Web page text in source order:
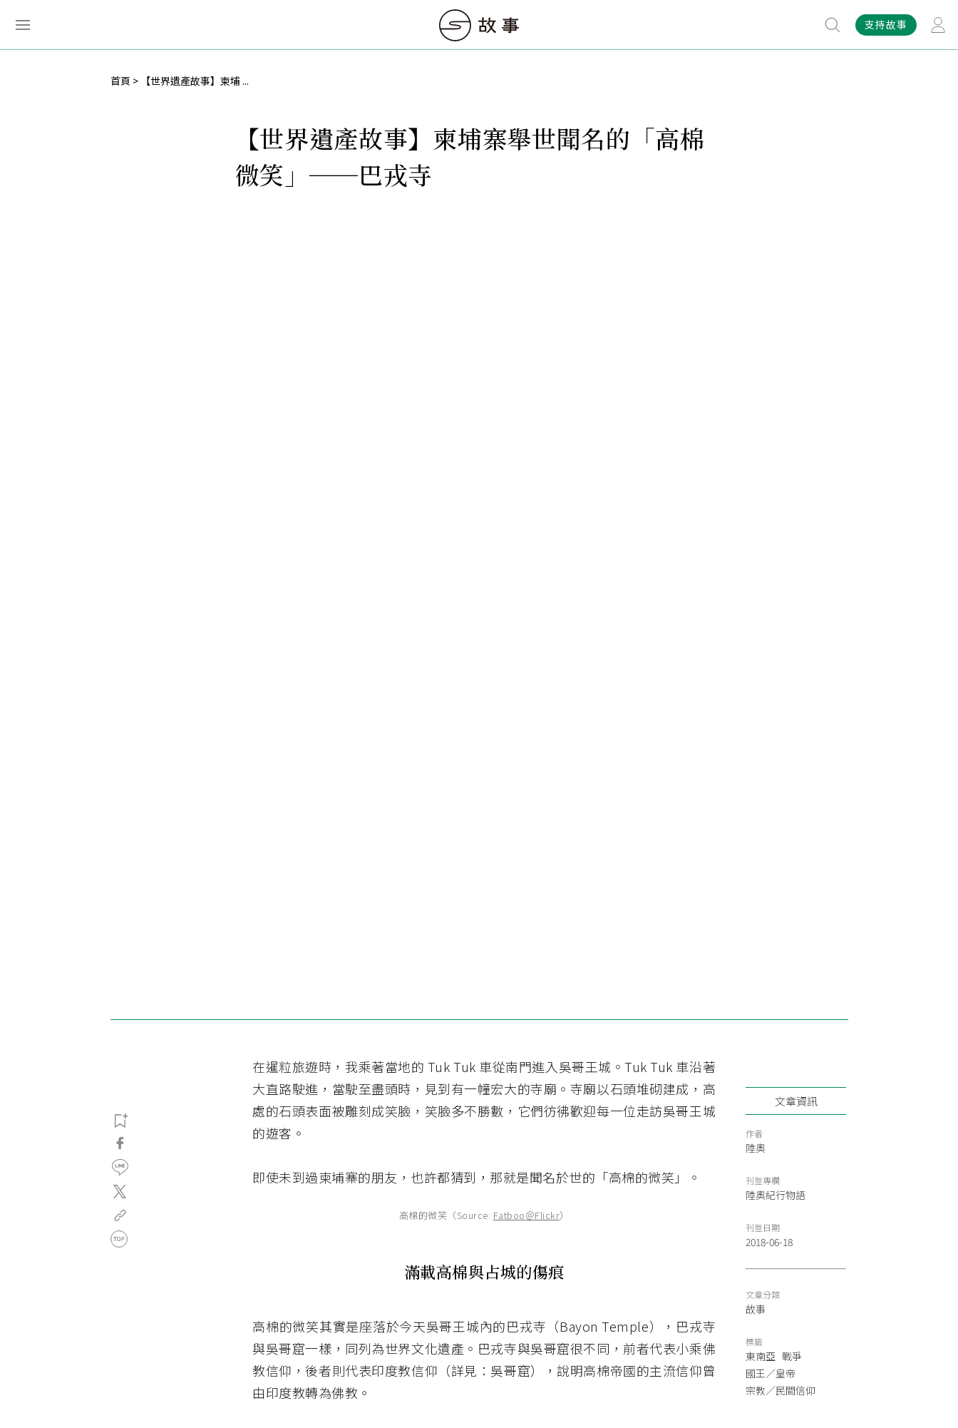
支持故事
首頁 【世界遺產故事】柬埔 ...
【世界遺產故事】柬埔寨舉世聞名的「高棉
微笑」──巴戎寺
在暹粒旅遊時，我乘著當地的 Tuk Tuk 車從南門進入吳哥王城。Tuk Tuk 車沿著
大直路駛進，當駛至盡頭時，見到有一幢宏大的寺廟。寺廟以石頭堆砌建成，高
處的石頭表面被雕刻成笑臉，笑臉多不勝數，它們彷彿歡迎每一位走訪吳哥王城
的遊客。
即使未到過柬埔寨的朋友，也許都猜到，那就是聞名於世的「高棉的微笑」。
高棉的微笑（Source: Fatboo＠Flickr）
滿載高棉與占城的傷痕
高棉的微笑其實是座落於今天吳哥王城內的巴戎寺（Bayon Temple），巴戎寺
與吳哥窟一樣，同列為世界文化遺產。巴戎寺與吳哥窟很不同，前者代表小乘佛
教信仰，後者則代表印度教信仰（詳見：吳哥窟），說明高棉帝國的主流信仰曾
由印度教轉為佛教。
文章資訊
作者
陸奧
刊登專欄
陸奧紀行物語
刊登日期
2018-06-18
文章分類
故事
標籤
東南亞 戰爭
國王／皇帝
宗教／民間信仰